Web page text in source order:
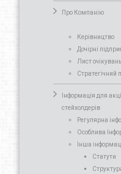
Про Компанiю
Керівництво
Дочірні
Лист
Стратегічний
Інформація для
стейхолдерів
Регулярна
Особлива
Інша
Статути